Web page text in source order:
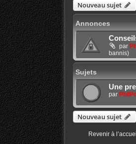
Nouveau sujet
Annonces
par
bannis)
Sujets
Une
par
Nouveau sujet
Revenir à